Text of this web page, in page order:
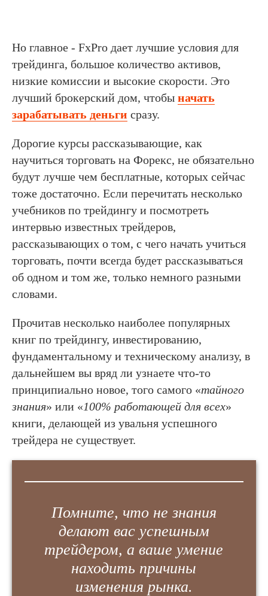
Но главное - FxPro дает лучшие условия для
трейдинга, большое количество активов,
низкие комиссии и высокие скорости. Это
лучший брокерский дом, чтобы начать
зарабатывать деньги сразу.
Дорогие курсы рассказывающие, как
научиться торговать на Форекс, не обязательно
будут лучше чем бесплатные, которых сейчас
тоже достаточно. Если перечитать несколько
учебников по трейдингу и посмотреть
интервью известных трейдеров,
рассказывающих о том, с чего начать учиться
торговать, почти всегда будет рассказываться
об одном и том же, только немного разными
словами.
Прочитав несколько наиболее популярных
книг по трейдингу, инвестированию,
фундаментальному и техническому анализу, в
дальнейшем вы вряд ли узнаете что-то
принципиально новое, того самого «тайного
знания» или «100% работающей для всех»
книги, делающей из увальня успешного
трейдера не существует.
Помните, что не знания
делают вас успешным
трейдером, а ваше умение
находить причины
изменения рынка.